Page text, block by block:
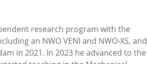
research program with the
an NWO VENI and NWO-XS, and
in 2021. In 2023 he advanced to the